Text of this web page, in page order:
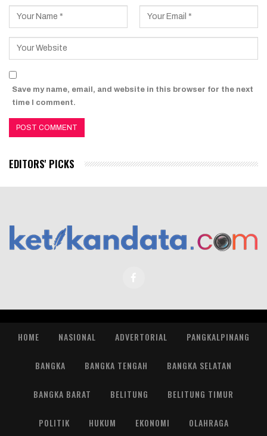
Save my name, email, and website in this browser for the next
time I comment.
EDITORS' PICKS
HOME NASIONAL ADVERTORIAL PANGKALPINANG
BANGKA BANGKA TENGAH BANGKA SELATAN
BANGKA BARAT BELITUNG BELITUNG TIMUR
POLITIK HUKUM EKONOMI OLAHRAGA